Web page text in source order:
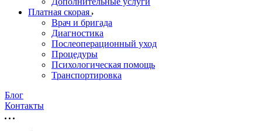
Платная скорая
Врач и бригада
Диагностика
Послеоперационный уход
Процедуры
Психологическая помощь
Транспортировка
Блог
Контакты